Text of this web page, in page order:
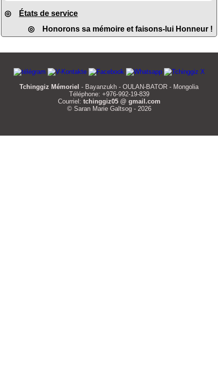
◎
États de service
◎ Honorons sa mémoire et faisons-lui Honneur !
Tchinggiz Mémoriel - Bayanzukh - OULAN-BATOR - Mongolia
Téléphone: +976-992-19-839
Courriel: tchinggiz05 @ gmail.com
© Saran Marie Galtsog - 2026